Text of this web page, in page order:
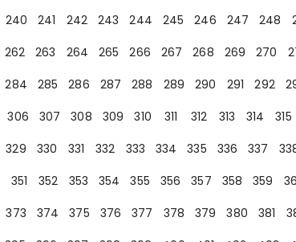
240 241 242 243 244 245 246 247 248
262 263 264 265 266 267 268 269 270
284 285 286 287 288 289 290 291 292
306 307 308 309 310 311 312 313 314 315
329 330 331 332 333 334 335 336 337
351 352 353 354 355 356 357 358 359
373 374 375 376 377 378 379 380 381